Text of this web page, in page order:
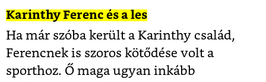
Karinthy Ferenc és a les
Ha már szóba került a Karinthy család,
Ferencnek is szoros kötődése volt a
sporthoz. Ő maga ugyan inkább